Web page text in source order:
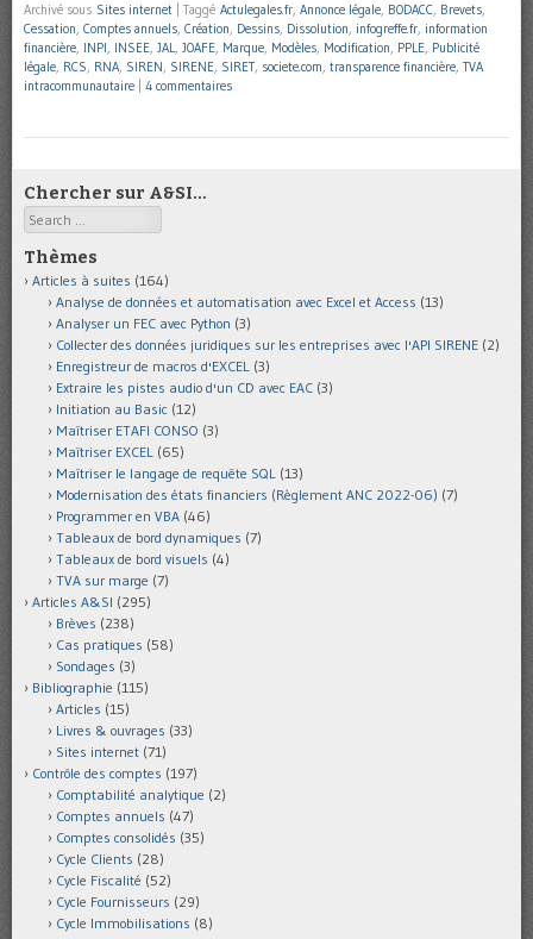
Archivé sous Sites internet Taggé Actulegales.fr, Annonce légale, BODACC, Brevets,
Cessation, Comptes annuels, Création, Dessins, Dissolution, infogreffe.fr, information
financière, INPI, INSEE, JAL, JOAFE, Marque, Modèles, Modification, PPLE, Publicité
légale, RCS, RNA, SIREN, SIRENE, SIRET, societe.com, transparence financière, TVA
intracommunautaire
4 commentaires
Chercher sur A&SI…
Search
Thèmes
Articles à suites (164)
Analyse de données et automatisation avec Excel et Access (13)
Analyser un FEC avec Python (3)
Collecter des données juridiques sur les entreprises avec l'API SIRENE (2)
Enregistreur de macros d'EXCEL (3)
Extraire les pistes audio d'un CD avec EAC (3)
Initiation au Basic (12)
Maîtriser ETAFI CONSO (3)
Maîtriser EXCEL (65)
Maîtriser le langage de requête SQL (13)
Modernisation des états financiers (Règlement ANC 2022-06) (7)
Programmer en VBA (46)
Tableaux de bord dynamiques (7)
Tableaux de bord visuels (4)
TVA sur marge (7)
Articles A&SI (295)
Brèves (238)
Cas pratiques (58)
Sondages (3)
Bibliographie (115)
Articles (15)
Livres & ouvrages (33)
Sites internet (71)
Contrôle des comptes (197)
Comptabilité analytique (2)
Comptes annuels (47)
Comptes consolidés (35)
Cycle Clients (28)
Cycle Fiscalité (52)
Cycle Fournisseurs (29)
Cycle Immobilisations (8)